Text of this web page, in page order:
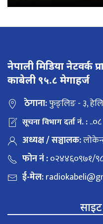
नेपाली मिडिया नेटवर्क
काबेली ९५.८ मेगाहर्ज
ठेगाना:फुङ्लिङ - ३,
सूचना विभाग दर्ता नं. :
अध्यक्ष / सञ्चालक:
फोन नं :०२४४६०९७१/
ई-मेल: